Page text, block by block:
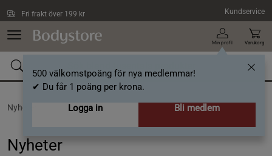
Fri frakt över 199 kr Kundservice
Min profil
500 välkomstpoäng för nya medlemmar!
✔ Du får 1 poäng per krona.
Logga in
Bli medlem
Varukorg
Nyheter
Nyheter